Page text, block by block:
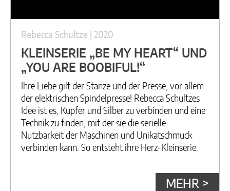
Rebecca Schultze | 2020
KLEINSERIE „BE MY HEART“ UND
„YOU ARE BOOBIFUL!“
Ihre Liebe gilt der Stanze und der Presse, vor allem
der elektrischen Spindelpresse! Rebecca Schultzes
Idee ist es, Kupfer und Silber zu verbinden und eine
Technik zu finden, mit der sie die serielle
Nutzbarkeit der Maschinen und Unikatschmuck
verbinden kann. So entsteht ihre Herz-Kleinserie.
MEHR >